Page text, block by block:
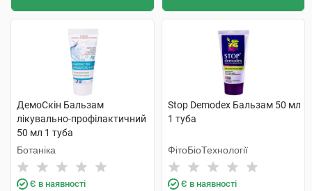
ДемоСкін Бальзам
лікувально-профілактичний
50 мл 1 туба
Ботаніка
Є в наявності
Stop Demodex Бальзам 50 мл
1 туба
ФітоБіоТехнології
Є в наявності